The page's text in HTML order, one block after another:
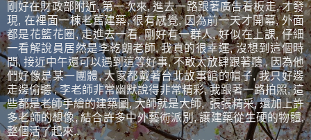
剛好在財政部附近, 第一次來, 進去一路跟著廣告看板走, 才發
現, 在裡面一棟老舊建築, 很有感覺, 因為前一天才開幕, 外面
都是花籃花圈, 走進去一看, 剛好有一群人, 好似在上課, 仔細
一看解說員居然是李乾朗老師, 我真的很幸運, 沒想到這個時
間, 接近中午還可以遇到這等好事, 不敢太放肆跟著聽 , 因為他
們好像是某一團體, 大家都戴著台北故事館的帽子, 我只好邊
走邊偷聽 , 李老師非常幽默說得非常精彩, 我跟著一路拍照, 這
些都是老師手繪的建築圖, 大師就是大師, 張張精采, 還加上許
多老師的想像, 結合許多中外藝術派別, 讓建築從生硬的物體,
整個活了起來..